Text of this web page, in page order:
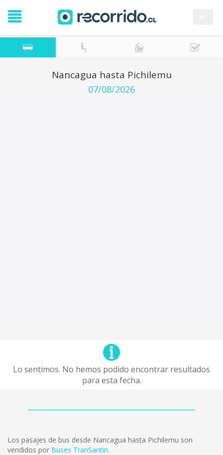
Nancagua hasta Pichilemu
07/08/2026
Lo sentimos. No hemos podido encontrar resultados
para esta fecha.
Los pasajes de bus desde Nancagua hasta Pichilemu son
vendidos por Buses TranSantin.